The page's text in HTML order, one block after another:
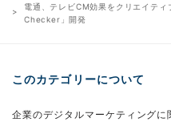
電通、テレビCM効果をクリエイテ
Checker」開発
このカテゴリーについて
企業のデジタルマーケティング